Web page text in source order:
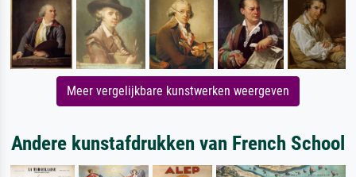
Meer vergelijkbare kunstwerken weergeven
Andere kunstafdrukken van French School